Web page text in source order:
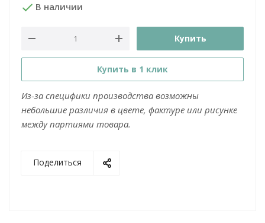
В наличии
Купить
Купить в 1 клик
Из-за специфики производства возможны
небольшие различия в цвете, фактуре или рисунке
между партиями товара.
Поделиться